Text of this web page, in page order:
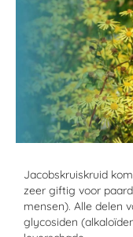
Jacobskruiskruid
zeer giftig voor
mensen). Alle delen
glycosiden